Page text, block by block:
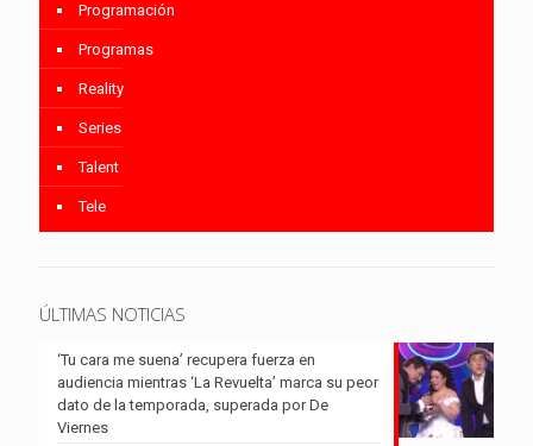
Programación
Programas
Reality
Series
Talent
Tele
ÚLTIMAS NOTICIAS
‘Tu cara me suena’ recupera fuerza en
audiencia mientras ‘La Revuelta’ marca su peor
dato de la temporada, superada por De
Viernes